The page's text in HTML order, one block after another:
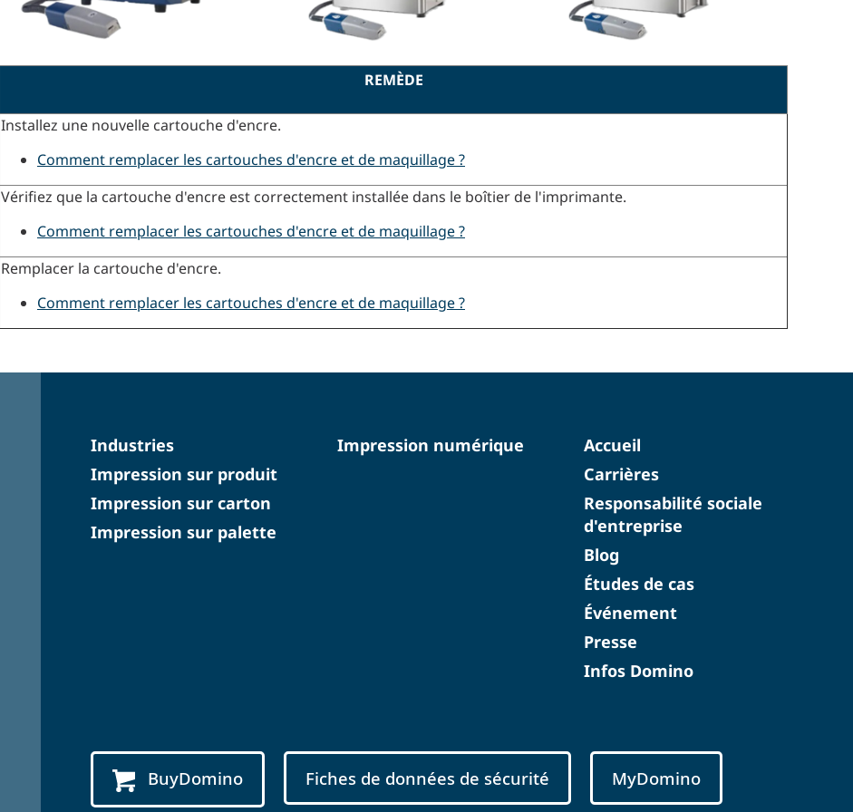
REMÈDE
Installez une nouvelle cartouche d'encre.
Comment remplacer les cartouches d'encre et de maquillage ?
Vérifiez que la cartouche d'encre est correctement installée dans le boîtier de l'imprimante.
Comment remplacer les cartouches d'encre et de maquillage ?
Remplacer la cartouche d'encre.
Comment remplacer les cartouches d'encre et de maquillage ?
Industries
Impression sur produit
Impression sur carton
Impression sur palette
Impression numérique
Accueil
Carrières
Responsabilité sociale
d'entreprise
Blog
Études de cas
Événement
Presse
Infos Domino
BuyDomino Fiches de données de sécurité MyDomino